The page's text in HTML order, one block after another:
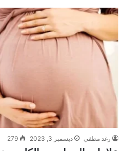
رغد مطفي ديسمبر 3, 2023 279